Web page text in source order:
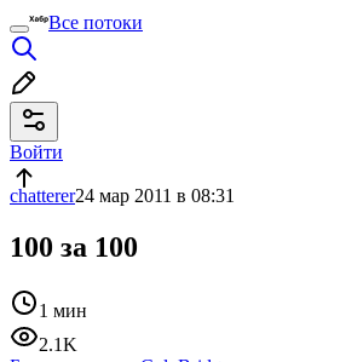
Все потоки
Войти
chatterer24 мар 2011 в 08:31
100 за 100
1 мин
2.1K